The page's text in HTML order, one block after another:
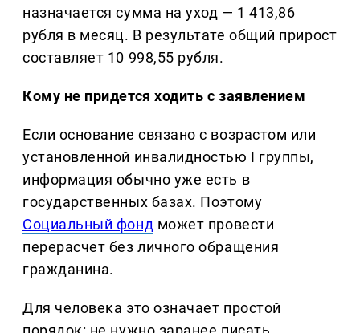
назначается сумма на уход — 1 413,86
рубля в месяц. В результате общий прирост
составляет 10 998,55 рубля.
Кому не придется ходить с заявлением
Если основание связано с возрастом или
установленной инвалидностью I группы,
информация обычно уже есть в
государственных базах. Поэтому
Социальный фонд может провести
перерасчет без личного обращения
гражданина.
Для человека это означает простой